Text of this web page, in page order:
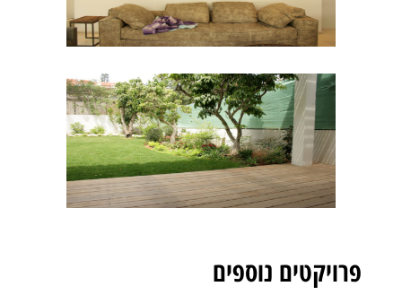
פרויקטים נוספים